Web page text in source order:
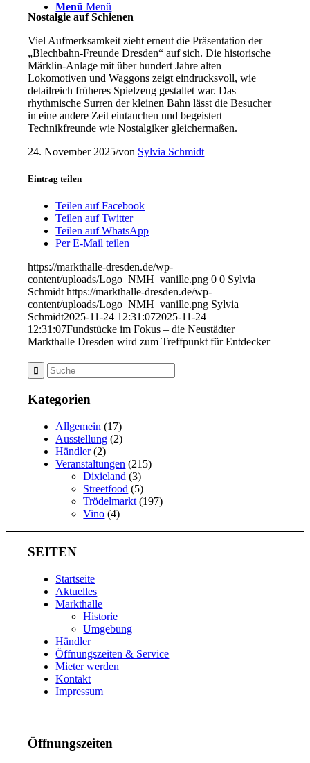
Menü Menü
Nostalgie auf Schienen
Viel Aufmerksamkeit zieht erneut die Präsentation der
„Blechbahn-Freunde Dresden“ auf sich. Die historische
Märklin-Anlage mit über hundert Jahre alten
Lokomotiven und Waggons zeigt eindrucksvoll, wie
detailreich früheres Spielzeug gestaltet war. Das
rhythmische Surren der kleinen Bahn lässt die Besucher
in eine andere Zeit eintauchen und begeistert
Technikfreunde wie Nostalgiker gleichermaßen.
24. November 2025/von Sylvia Schmidt
Eintrag teilen
Teilen auf Facebook
Teilen auf Twitter
Teilen auf WhatsApp
Per E-Mail teilen
https://markthalle-dresden.de/wp-
content/uploads/Logo_NMH_vanille.png 0 0 Sylvia
Schmidt https://markthalle-dresden.de/wp-
content/uploads/Logo_NMH_vanille.png Sylvia
Schmidt2025-11-24 12:31:072025-11-24
12:31:07Fundstücke im Fokus – die Neustädter
Markthalle Dresden wird zum Treffpunkt für Entdecker
Kategorien
Allgemein (17)
Ausstellung (2)
Händler(2)
Veranstaltungen (215)
Dixieland (3)
Streetfood (5)
Trödelmarkt (197)
Vino (4)
SEITEN
Startseite
Aktuelles
Markthalle
Historie
Umgebung
Händler
Öffnungszeiten & Service
Mieter werden
Kontakt
Impressum
Öffnungszeiten